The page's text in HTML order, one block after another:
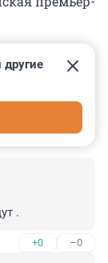
.
+0 –0